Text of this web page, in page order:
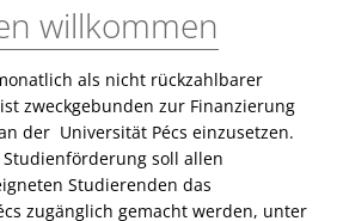
willkommen
als nicht rückzahlbarer
zweckgebunden zur Finanzierung
der Universität Pécs einzusetzen.
soll allen
Studierenden das
zugänglich gemacht werden, unter